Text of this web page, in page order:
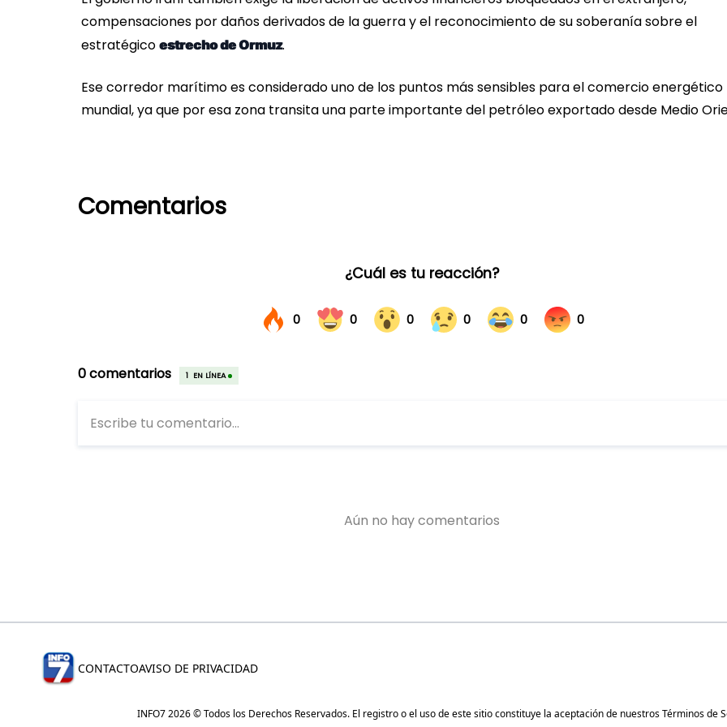
compensaciones por daños derivados de la guerra y el reconocimiento de su soberanía sobre el
estratégico estrecho de Ormuz.
Ese corredor marítimo es considerado uno de los puntos más sensibles para el comercio energético
mundial, ya que por esa zona transita una parte importante del petróleo exportado desde Medio
Comentarios
CONTACTOAVISO DE PRIVACIDAD
INFO7 2026 © Todos los Derechos Reservados. El registro o el uso de este sitio constituye la aceptación de nuestrosTérminos de